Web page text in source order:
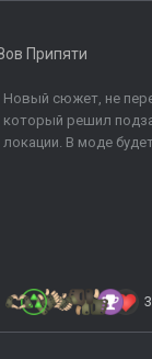
Припяти
Новый сюжет, не
который решил
локации. В моде